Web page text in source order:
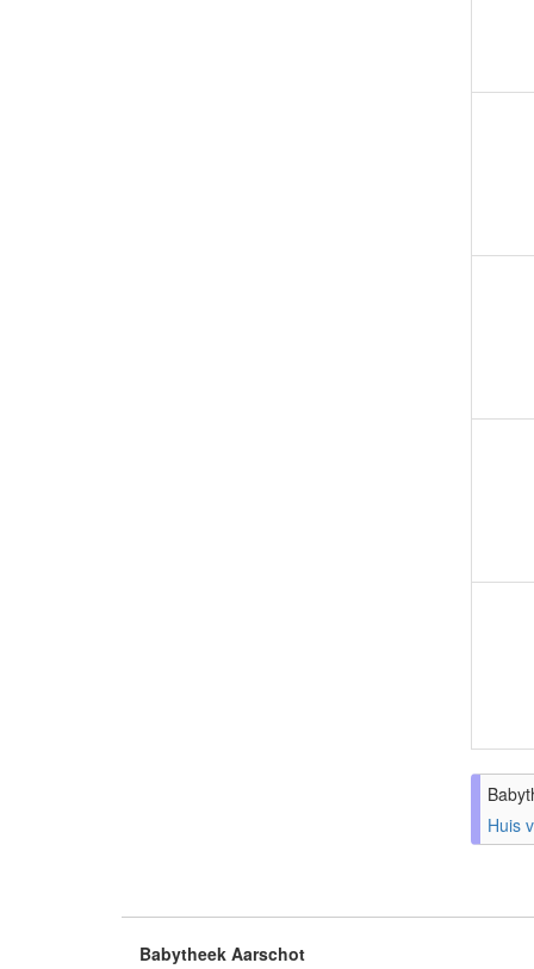
Huis
Babytheek Aarschot